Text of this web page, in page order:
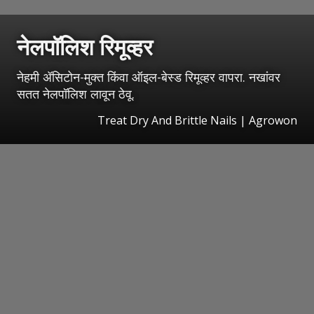
नेलपॉलिश रिमूव्हर
नेहमी ॲसिटोन-मुक्त किंवा ऑइल-बेस्ड रिमूव्हर वापरा. नखांवर
सतत नेलपॉलिश लावून ठेवू.
Treat Dry And Brittle Nails | Agrowon